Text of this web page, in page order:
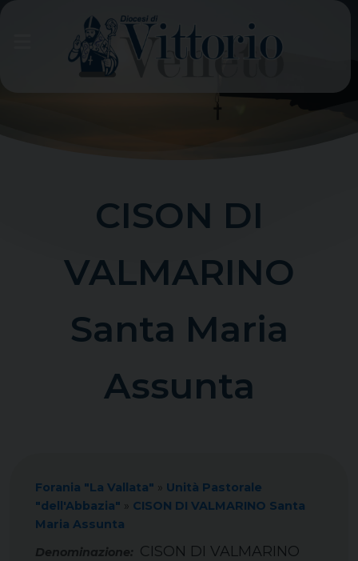
CISON DI
VALMARINO
Santa Maria
Assunta
Forania "La Vallata" » Unità Pastorale
"dell'Abbazia" » CISON DI VALMARINO Santa
Maria Assunta
CISON DI VALMARINO